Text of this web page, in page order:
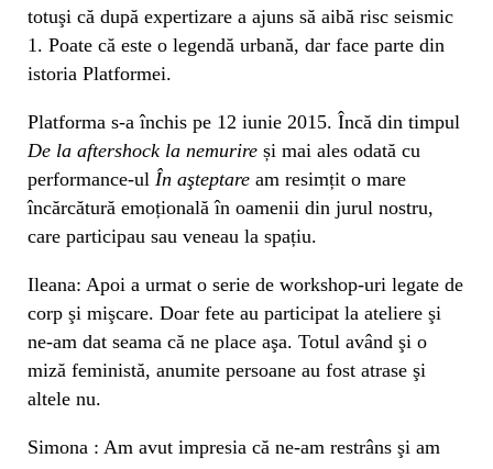
totuşi că după expertizare a ajuns să aibă risc seismic
1. Poate că este o legendă urbană, dar face parte din
istoria Platformei.
Platforma s-a închis pe 12 iunie 2015. Încă din timpul
De la aftershock la nemurire și mai ales odată cu
performance-ul În aşteptare am resimțit o mare
încărcătură emoțională în oamenii din jurul nostru,
care participau sau veneau la spațiu.
Ileana: Apoi a urmat o serie de workshop-uri legate de
corp şi mişcare. Doar fete au participat la ateliere şi
ne-am dat seama că ne place aşa. Totul având şi o
miză feministă, anumite persoane au fost atrase şi
altele nu.
Simona : Am avut impresia că ne-am restrâns şi am